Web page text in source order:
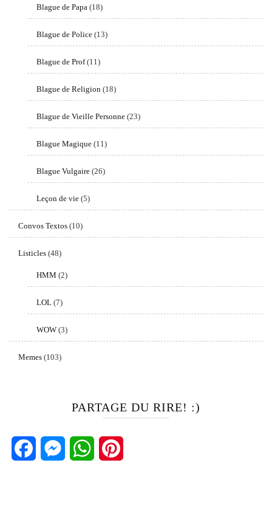
Blague de Papa (18)
Blague de Police (13)
Blague de Prof(11)
Blague de Religion (18)
Blague de Vieille Personne (23)
Blague Magique (11)
Blague Vulgaire (26)
Leçon de vie (5)
Convos Textos (10)
Listicles (48)
HMM (2)
LOL (7)
WOW (3)
Memes (103)
PARTAGE DU RIRE! :)